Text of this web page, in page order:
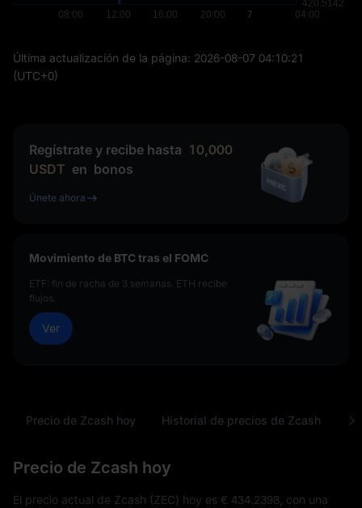
Última actualización de la página: 2026-08-07 04:10:21
(UTC+0)
Regístrate y recibe hasta 10,000
USDT en bonos
Únete ahora
Movimiento de BTC tras el FOMC
ETF: fin de racha de 3 semanas. ETH recibe
flujos.
Ver
Precio de Zcash hoy Historial de precios de Zcash
Precio de Zcash hoy
El precio actual de Zcash (ZEC) hoy es € 434.2398 , con una